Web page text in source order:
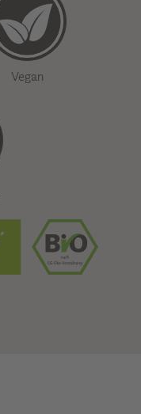
Vegan